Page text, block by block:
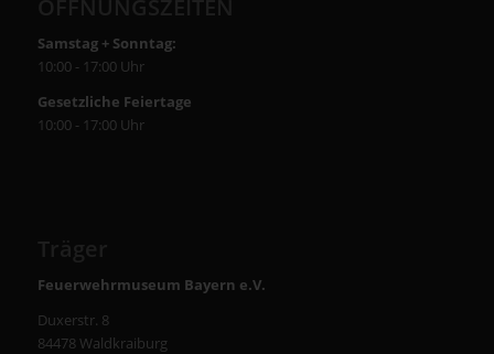
Samstag + Sonntag:
10:00 - 17:00 Uhr
Gesetzliche Feiertage
10:00 - 17:00 Uhr
Feuerwehrmuseum Bayern e.V.
Duxerstr. 8
84478 Waldkraiburg